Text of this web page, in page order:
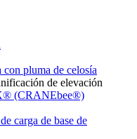
pluma de celosía
de elevación
(CRANEbee®)
carga de base de